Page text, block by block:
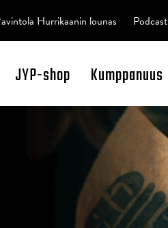
JYP-shop Kumppanuus
Hurrikaanin lounas Podcast